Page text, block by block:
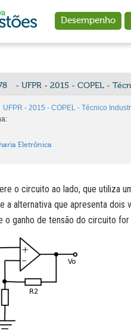
Desempenho
- UFPR - 2015 - COPEL -
UFPR - 2015 - COPEL - Técnico
Eletrônica
o circuito ao lado, que utiliza
a alternativa que apresenta dois
o ganho de tensão do circuito for